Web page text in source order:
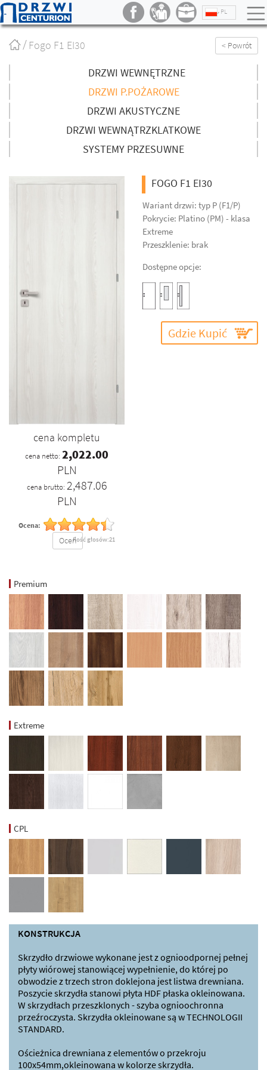
PL
StronaFogo F1 EI30 < Powrót
DRZWI WEWNĘTRZNE
DRZWI P.POŻAROWE
DRZWI AKUSTYCZNE
DRZWI WEWNĄTRZKLATKOWE
SYSTEMY PRZESUWNE
cena kompletu
cena netto: 2,022.00
PLN
cena brutto: 2,487.06
PLN
Ocena:
Ilość głosów:21
Oceń
FOGO F1 EI30
Wariant drzwi: typ P (F1/P)
Pokrycie: Platino (PM) - klasa
Extreme
Przeszklenie: brak
Dostępne opcje:
Gdzie Kupić
Premium
Extreme
CPL
KONSTRUKCJA
Skrzydło drzwiowe wykonane jest z ognioodpornej pełnej
płyty wiórowej stanowiącej wypełnienie, do której po
obwodzie z trzech stron doklejona jest listwa drewniana.
Poszycie skrzydła stanowi płyta HDF płaska okleinowana.
W skrzydłach przeszklonych - szyba ognioochronna
przeźroczysta. Skrzydła okleinowane są w TECHNOLOGII
STANDARD.
Ościeżnica drewniana z elementów o przekroju
100x54mm,okleinowana w kolorze skrzydła.